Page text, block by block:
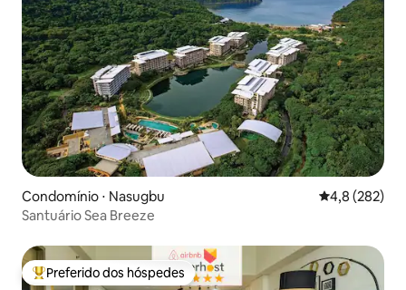
Condomínio ⋅ Nasugbu 4,8 de uma
4,8 (282)
Santuário Sea Breeze
Entre os melhores preferidos dos hóspedes
Preferido dos hóspedes